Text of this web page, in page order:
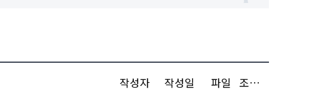
작성자 작성일 파일 조회수